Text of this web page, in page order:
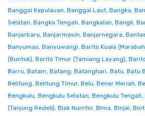
Banggai Kepulauan, Banggai Laut, Bangka,
Selatan, Bangka Tengah, Bangkalan, Bangli,
Banjarbaru, Banjarmasin, Banjarnegara,
Banyumas, Banyuwangi, Barito Kuala
(Buntok), Barito Timur (Tamiang Layang),
Barru, Batam, Batang, Batanghari, Batu, Batu
Belitung, Belitung Timur, Belu, Bener Meriah,
Bengkulu, Bengkulu Selatan, Bengkulu Tengah,
(Tanjung Redeb), Biak Numfor, Bima, Binjai,